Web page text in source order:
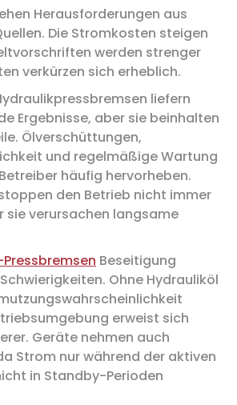
Herausforderungen aus
Die Stromkosten steigen
werden strenger
verkürzen sich erheblich.
liefern
Ergebnisse, aber sie beinhalten
Ölverschüttungen,
und regelmäßige Wartung
häufig hervorheben.
den Betrieb nicht immer
sie verursachen langsame
Beseitigung
Ohne Hydrauliköl
erweist sich
Geräte nehmen auch
Strom nur während der aktiven
in Standby-Perioden